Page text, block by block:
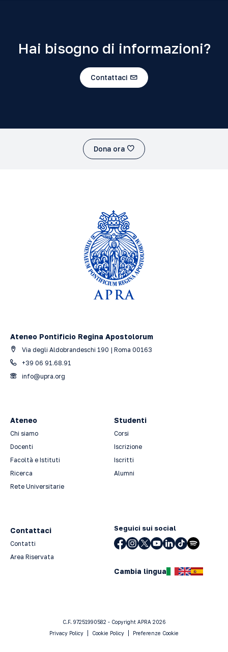
Hai bisogno di informazioni?
Contattaci
Dona ora
Ateneo Pontificio Regina Apostolorum
Via degli Aldobrandeschi 190 | Roma 00163
+39 06 91.68.91
info@upra.org
Ateneo
Chi siamo
Docenti
Facoltà e Istituti
Ricerca
Rete Universitarie
Studenti
Corsi
Iscrizione
Iscritti
Alumni
Contattaci
Contatti
Area Riservata
Seguici sui social
Cambia lingua
C.F. 97251990582 - Copyright APRA 2026
Privacy Policy
Cookie Policy Preferenze Cookie